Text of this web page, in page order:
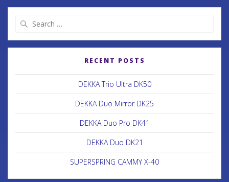
RECENT POSTS
DEKKA Trio Ultra DK50
DEKKA Duo Mirror DK25
DEKKA Duo Pro DK41
DEKKA Duo DK21
SUPERSPRING CAMMY X-40